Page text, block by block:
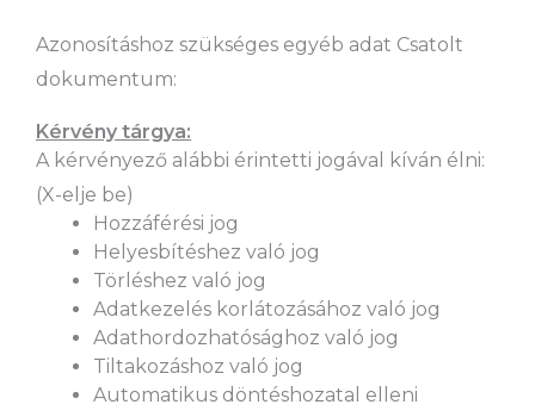
Azonosításhoz szükséges egyéb adat Csatolt
dokumentum:
Kérvény tárgya:
A kérvényező alábbi érintetti jogával kíván élni:
(X-elje be)
Hozzáférési jog
Helyesbítéshez való jog
Törléshez való jog
Adatkezelés korlátozásához való jog
Adathordozhatósághoz való jog
Tiltakozáshoz való jog
Automatikus döntéshozatal elleni